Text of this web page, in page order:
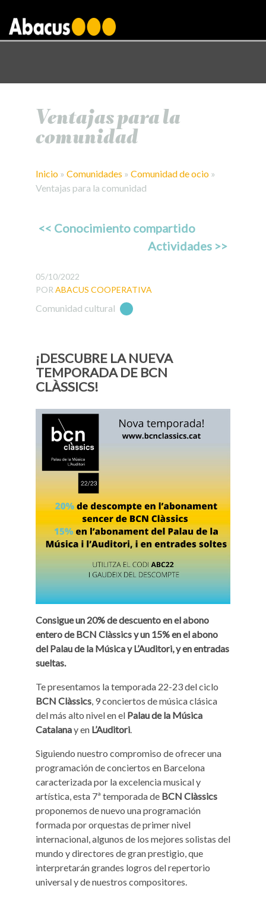
Ventajas para la
comunidad
Inicio » Comunidades » Comunidad de ocio »
Ventajas para la comunidad
<< Conocimiento compartido
Actividades >>
05/10/2022
POR ABACUS COOPERATIVA
Comunidad cultural
¡DESCUBRE LA NUEVA
TEMPORADA DE BCN
CLÀSSICS!
Consigue un 20% de descuento en el abono
entero de BCN Clàssics y un 15% en el abono
del Palau de la Música y L’Auditori, y en entradas
sueltas.
Te presentamos la temporada 22-23 del ciclo
BCN Clàssics, 9 conciertos de música clásica
del más alto nivel en el Palau de la Música
Catalanay en L’Auditori.
Siguiendo nuestro compromiso de ofrecer una
programación de conciertos en Barcelona
caracterizada por la excelencia musical y
artística, esta 7ª temporada de BCN Clàssics
proponemos de nuevo una programación
formada por orquestas de primer nivel
internacional, algunos de los mejores solistas del
mundo y directores de gran prestigio, que
interpretarán grandes logros del repertorio
universal y de nuestros compositores.